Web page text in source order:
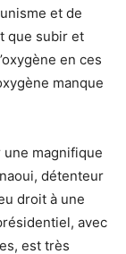
et de
que subir et
en ces
manque
magnifique
détenteur
droit à une
avec
est très